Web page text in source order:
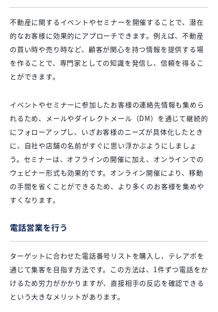
不動産に関するイベントやセミナーを開催することで、潜在
的なお客様に効果的にアプローチできます。例えば、不動産
の買い時や売り時など、顧客が関心を持つ情報を提供する場
を作ることで、専門家としての知識を発信し、信頼を得るこ
とができます。
イベントやセミナーに参加したお客様の連絡先情報も集めら
れるため、メールやダイレクトメール（DM）を通じて継続的
にフォローアップし、いざお客様のニーズが具体化したとき
に、自社や店舗の名前がすぐに思い浮かぶようにしましょ
う。セミナーは、オフラインの開催に加え、オンラインでの
ウェビナー形式も効果的です。オンライン開催により、移動
の手間を省くことができるため、より多くのお客様を集めや
すくなります。
電話営業を行う
ターゲットに合わせた電話番号リストを購入し、テレアポを
通じて集客を目指す方法です。この方法は、1件ずつ電話をか
けるため労力がかかりますが、直接相手の反応を確認できる
という大きなメリットがあります。